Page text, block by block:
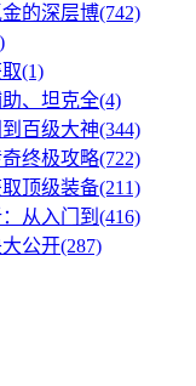
的深层博(742)
(1)
、坦克全(4)
百级大神(344)
终极攻略(722)
顶级装备(211)
从入门到(416)
公开(287)